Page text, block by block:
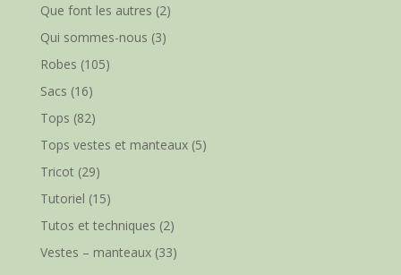
Que font les autres (2)
Qui sommes-nous (3)
Robes (105)
Sacs (16)
Tops (82)
Tops vestes et manteaux(5)
Tricot(29)
Tutoriel (15)
Tutos et techniques (2)
Vestes – manteaux(33)